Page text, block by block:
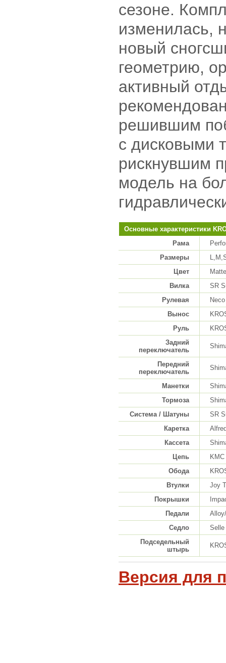
сезоне.
изменилась,
новый
геометрию,
активный
решившим
с дисковыми
рискнувшим
модель на
Основные характеристики
Рама
Размеры
Цвет
Вилка
SR
Рулевая
Вынос
Руль
Задний
переключатель
Передний
переключатель
Манетки
Тормоза
Система / Шатуны
SR
Каретка
Кассета
Цепь
Обода
Втулки
Joy
Покрышки
Педали
Седло
Selle
Подседельный
штырь
Версия для